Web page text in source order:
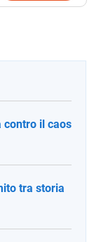
contro il caos
tra storia